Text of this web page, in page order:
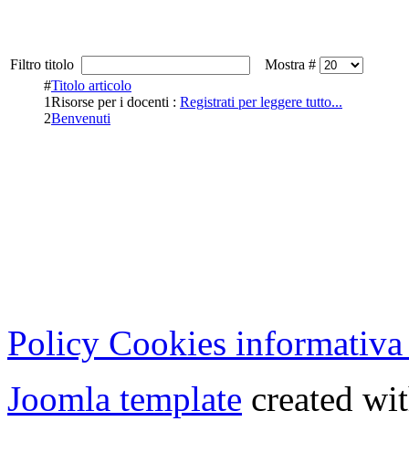
Filtro titolo
Mostra #
#Titolo articolo
1Risorse per i docenti : Registrati per leggere tutto...
2Benvenuti
Policy Cookies informativa
Joomla template created